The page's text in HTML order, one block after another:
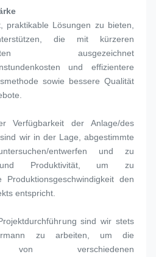
praktikable Lösungen zu bieten,
die mit kürzeren
ausgezeichnet
und effizientere
sowie bessere Qualität
Verfügbarkeit der Anlage/des
wir in der Lage, abgestimmte
entwerfen und zu
und Produktivität, um zu
den
entspricht.
sind wir stets
zu arbeiten, um die
von verschiedenen